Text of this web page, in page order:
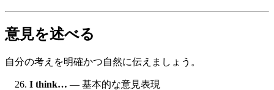
意見を述べる
自分の考えを明確かつ自然に伝えましょう。
I think… — 基本的な意見表現